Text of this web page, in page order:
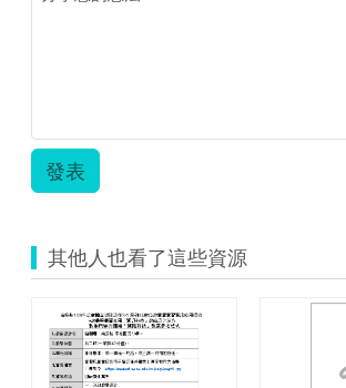
發表
其他人也看了這些資源